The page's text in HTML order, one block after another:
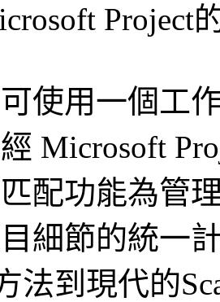
Project
使用一個工
Microsoft
配功能為管
細節的統一
法到現代的